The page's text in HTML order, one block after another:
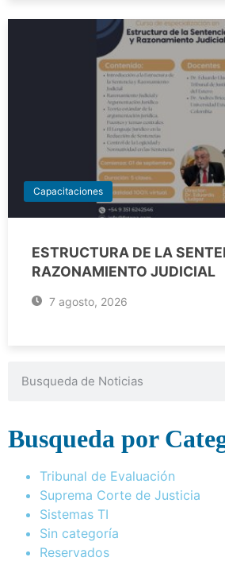
Capacitaciones
ESTRUCTURA DE LA
RAZONAMIENTO JUDICIAL
7 agosto, 2026
Busqueda por
Tribunal de Evaluación
Suprema Corte de Justicia
Sistemas TI
Sin categoría
Reservados